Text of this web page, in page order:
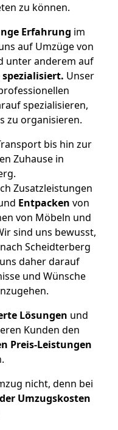
zu können.
Erfahrung im
auf Umzüge von
unter anderem auf
Unser
spezialisieren,
zu organisieren.
bis hin zur
Zuhause in
Zusatzleistungen
Entpacken von
von Möbeln und
sind uns bewusst,
Scheidterberg
daher darauf
und Wünsche
Lösungen und
Kunden den
Preis-Leistungen
nicht, denn bei
Umzugskosten